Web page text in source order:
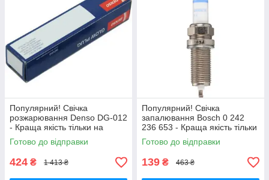
Популярний! Свічка
розжарювання Denso DG-012
- Краща якість тільки на
Nukleon.com.ua
Готово до відправки
424 ₴ 1 413 ₴
Популярний! Свічка
запалювання Bosch 0 242
236 653 - Краща якість тільки
на Nukleon.com.ua
Готово до відправки
139 ₴ 463 ₴